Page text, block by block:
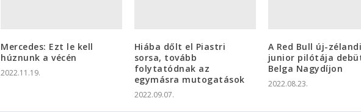
Mercedes: Ezt le kell
húznunk a vécén
2022.11.19.
Hiába dőlt el Piastri
sorsa, tovább
folytatódnak az
egymásra mutogatások
2022.09.07.
A Red Bull új-zélandi
junior pilótája
Belga Nagydíjon
2022.08.23.